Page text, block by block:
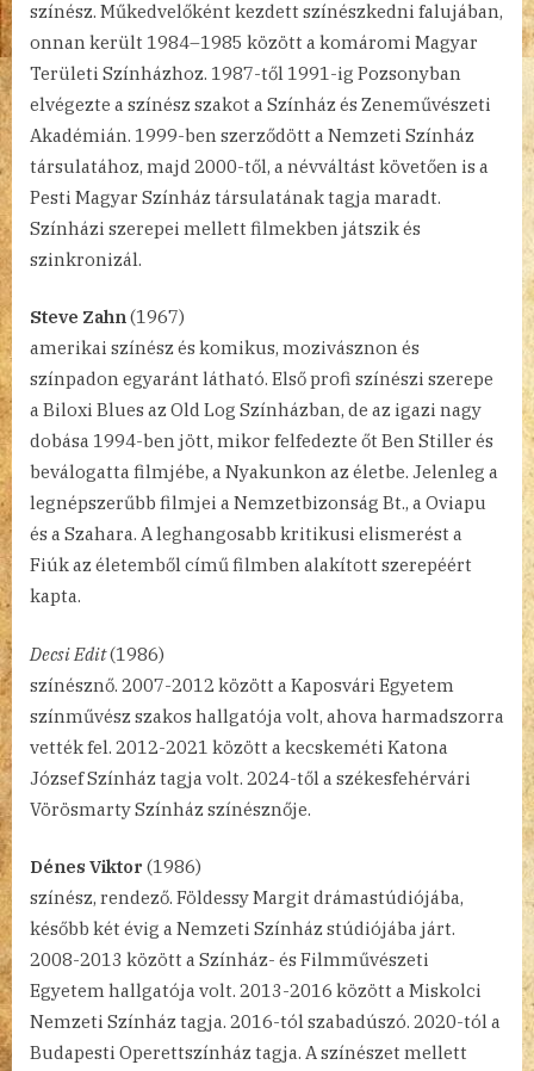
színész. Műkedvelőként kezdett színészkedni falujában,
onnan került 1984–1985 között a komáromi Magyar
Területi Színházhoz. 1987-től 1991-ig Pozsonyban
elvégezte a színész szakot a Színház és Zeneművészeti
Akadémián. 1999-ben szerződött a Nemzeti Színház
társulatához, majd 2000-től, a névváltást követően is a
Pesti Magyar Színház társulatának tagja maradt.
Színházi szerepei mellett filmekben játszik és
szinkronizál.
Steve Zahn(1967)
amerikai színész és komikus, mozivásznon és
színpadon egyaránt látható. Első profi színészi szerepe
a Biloxi Blues az Old Log Színházban, de az igazi nagy
dobása 1994-ben jött, mikor felfedezte őt Ben Stiller és
beválogatta filmjébe, a Nyakunkon az életbe. Jelenleg a
legnépszerűbb filmjei a Nemzetbizonság Bt., a Oviapu
és a Szahara. A leghangosabb kritikusi elismerést a
Fiúk az életemből című filmben alakított szerepéért
kapta.
Decsi Edit(1986)
színésznő. 2007-2012 között a Kaposvári Egyetem
színművész szakos hallgatója volt, ahova harmadszorra
vették fel. 2012-2021 között a kecskeméti Katona
József Színház tagja volt. 2024-től a székesfehérvári
Vörösmarty Színház színésznője.
Dénes Viktor (1986)
színész, rendező. Földessy Margit drámastúdiójába,
később két évig a Nemzeti Színház stúdiójába járt.
2008-2013 között a Színház- és Filmművészeti
Egyetem hallgatója volt. 2013-2016 között a Miskolci
Nemzeti Színház tagja. 2016-tól szabadúszó. 2020-tól a
Budapesti Operettszínház tagja. A színészet mellett